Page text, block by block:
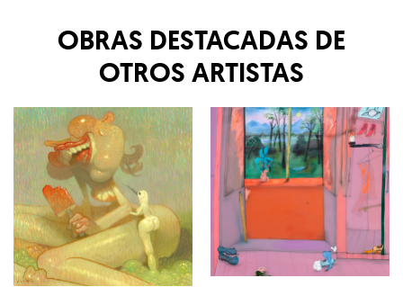
OBRAS DESTACADAS DE
OTROS ARTISTAS